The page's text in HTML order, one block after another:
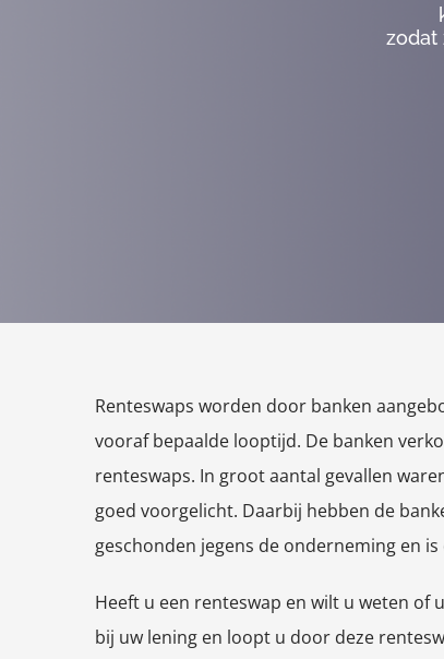
zodat
Renteswaps worden door banken
vooraf bepaalde looptijd. De banken
renteswaps. In groot aantal gevallen
goed voorgelicht. Daarbij hebben de
geschonden jegens de onderneming en
Heeft u een renteswap en wilt u weten of
bij uw lening en loopt u door deze